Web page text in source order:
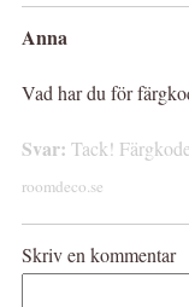
Anna
Vad har du för
Svar: Tack!
roomdeco.se
Skriv en kommentar